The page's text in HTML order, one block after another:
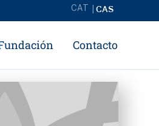
CAT CAS
Contacto